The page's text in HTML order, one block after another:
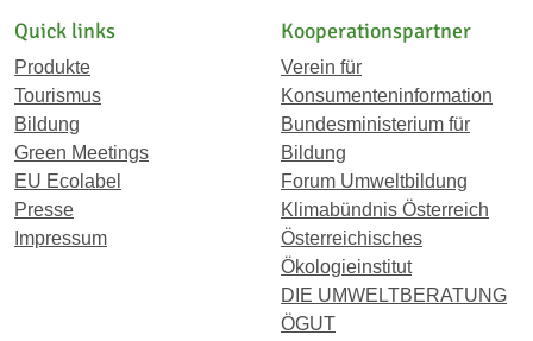
Quick links
Produkte
Tourismus
Bildung
Green Meetings
EU Ecolabel
Presse
Impressum
Kooperationspartner
Verein für
Konsumenteninformation
Bundesministerium für
Bildung
Forum Umweltbildung
Klimabündnis Österreich
Österreichisches
Ökologieinstitut
DIE UMWELTBERATUNG
ÖGUT